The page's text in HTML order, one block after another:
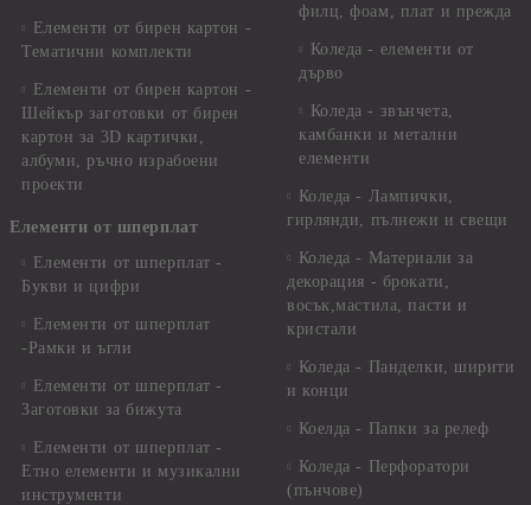
Елементи от бирен картон -
Тематични комплекти
Елементи от бирен картон -
Шейкър заготовки от бирен
картон за 3D картички,
албуми, ръчно израбоени
проекти
Елементи от шперплат
Елементи от шперплат -
Букви и цифри
Елементи от шперплат
-Рамки и ъгли
Елементи от шперплат -
Заготовки за бижута
Елементи от шперплат -
Етно елементи и музикални
инструменти
филц, фоам, плат и прежда
Коледа - елементи от
дърво
Коледа - звънчета,
камбанки и метални
елементи
Коледа - Лампички,
гирлянди, пълнежи и свещи
Коледа - Материали за
декорация - брокати,
восък,мастила, пасти и
кристали
Коледа - Панделки, ширити
и конци
Коелда - Папки за релеф
Коледа - Перфоратори
(пънчове)